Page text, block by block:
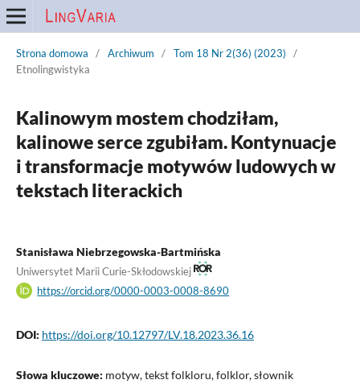
Strona domowa / Archiwum / Tom 18 Nr 2(36) (2023)
/
Etnolingwistyka
Kalinowym mostem chodziłam,
kalinowe serce zgubiłam. Kontynuacje
i transformacje motywów ludowych w
tekstach literackich
Stanisława Niebrzegowska-Bartmińska
Uniwersytet Marii Curie-Skłodowskiej
https://orcid.org/0000-0003-0008-8690
DOI: https://doi.org/10.12797/LV.18.2023.36.16
Słowa kluczowe: motyw, tekst folkloru, folklor, słownik